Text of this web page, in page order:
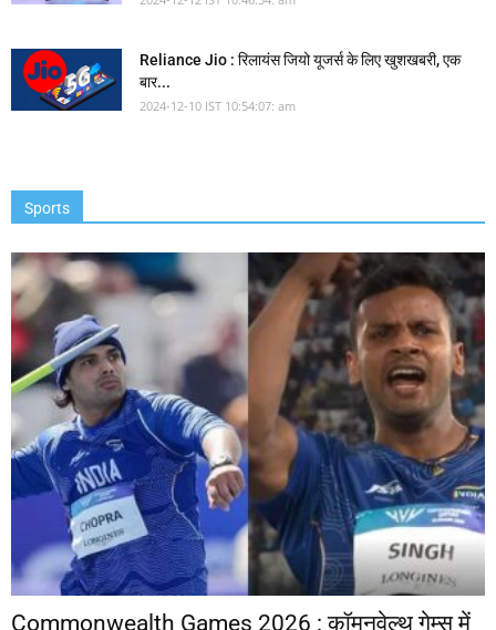
Reliance Jio : रिलायंस जियो यूजर्स के लिए खुशखबरी, एक
बार...
2024-12-10 IST 10:54:07: am
Sports
Commonwealth Games 2026 : कॉमनवेल्थ गेम्स में